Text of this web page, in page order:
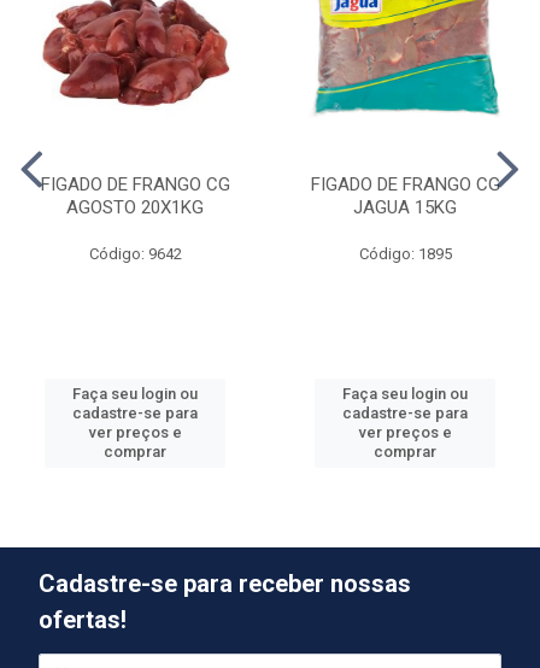
FIGADO DE FRANGO CG
AGOSTO 20X1KG
Código: 9642
Faça seu login ou
cadastre-se para
ver preços e
comprar
FIGADO DE FRANGO CG
JAGUA 15KG
Código: 1895
Faça seu login ou
cadastre-se para
ver preços e
comprar
Cadastre-se para receber nossas
ofertas!